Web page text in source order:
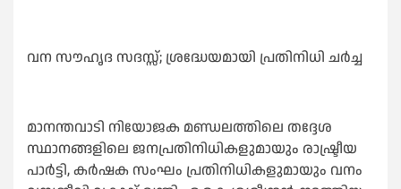
വന സൗഹൃദ സദസ്സ്; ശ്രദ്ധേയമായി പ്രതിനിധി ചര്‍ച്ച
മാനന്തവാടി നിയോജക മണ്ഡലത്തിലെ തദ്ദേശ
സ്ഥാനങ്ങളിലെ ജനപ്രതിനിധികളുമായും രാഷ്ട്രീയ
പാര്‍ട്ടി, കര്‍ഷക സംഘം പ്രതിനിധികളുമായും വനം